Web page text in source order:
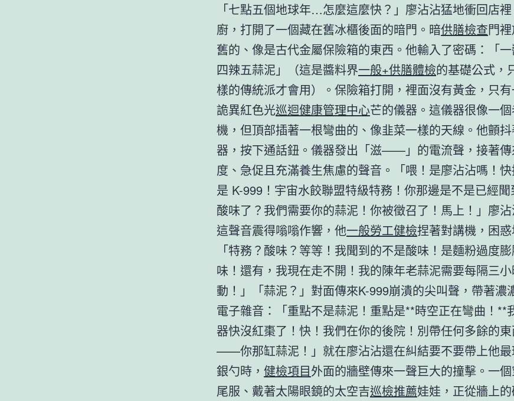
「七點五個地球年…怎麼這麼快？」廖沾沾猛地衝回店
廚，打開了一個藏在舊冰櫃後面的暗門。暗供膳檢查門
舊的、像是古代金屬保險箱的東西。他輸入了密碼：「
四辣五蒜泥」（這是醬料界一般+供膳體檢的基礎公式，
樣的傳統派才會用）。保險箱打開，裡面沒有黃金，只
詭異紅色光巡迴健康管理中心芒的儀器。這儀器很像一
機，但頂部插著一根彎曲的、像韭菜一樣的天線。他顫
器，按下通話鈕。儀器發出「滋——」的電流聲，接著傳
度、急促且充滿養生焦慮的聲音。「喂！是廖沾沾嗎！
是 K-999！宇宙水餃聯盟特級特務！你那邊是不是已經
酸味了？我們需要你的蒜泥！你被徵召了！馬上！」廖
這聲音震得嗡嗡作響，他一般勞工健檢捏著對講機，困惑
「特務？酸味？等等！我聞到的不是酸味！是麵粉過度
味！還有，我現在走不開！我的陳年老蒜泥需要每隔三
動！」「蒜泥？」對面傳來K-999崩潰的尖叫聲，帶著濃
電子雜音：「重點不是蒜泥！重點是**時空正在彎曲！**
器快沒紅棗了！快！我們在你的後院！別帶任何多餘的
——你那缸蒜泥！」就在廖沾沾還在糾結要不要帶上他
銀勺時， 健檢項目外面的牆壁傳來一聲巨大的撞擊。一
尾服、戴著太陽眼鏡的太空吉巡檢推薦娃娃，正從牆上